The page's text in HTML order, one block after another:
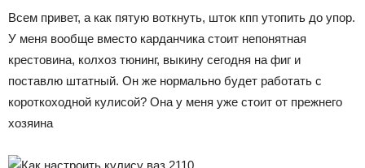
Всем привет, а как пятую воткнуть, шток кпп утопить до упор.
У меня вообще вместо карданчика стоит непонятная
крестовина, колхоз тюнинг, выкину сегодня на фиг и
поставлю штатный. Он же нормально будет работать с
короткоходной кулисой? Она у меня уже стоит от прежнего
хозяина